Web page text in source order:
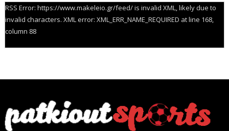
RSS Error: https://www.makeleio.gr/feed/ is invalid XML, likely due to
invalid characters. XML error: XML_ERR_NAME_REQUIRED at line 168,
column 88